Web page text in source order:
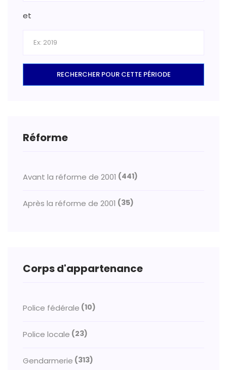
et
RECHERCHER POUR CETTE PÉRIODE
Réforme
Avant la réforme de 2001 (441)
Après la réforme de 2001 (35)
Corps d'appartenance
Police fédérale (10)
Police locale (23)
Gendarmerie (313)